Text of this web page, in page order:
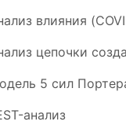
влияния
цепочки
5 сил
анализ